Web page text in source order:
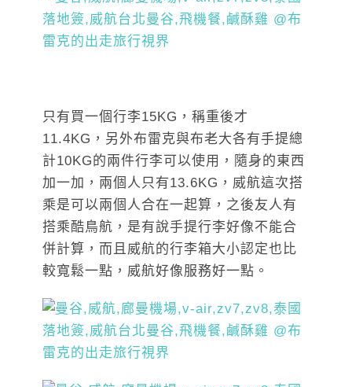
只有買一個行李15KG，稱重後才
11.4KG，另外布雷克與布老大各有手提總
計10KG的兩件行李可以使用，隨身的東西
加一加，兩個人只有13.6KG，威航這次搭
乘是可以兩個人合在一起算，之後友人有
搭乘酷鳥航，是有說手提行李好像不能合
併計算，而且威航的行李箱大小認定也比
較寬鬆一點，威航好像服務好一點。